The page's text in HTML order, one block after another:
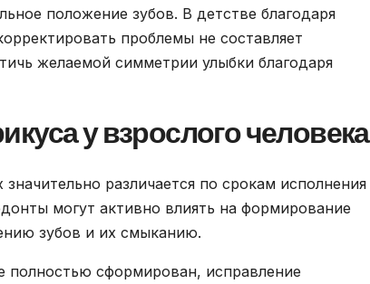
положение зубов. В детстве благодаря
проблемы не составляет
желаемой симметрии улыбки благодаря
у взрослого человека
различается по срокам исполнения
могут активно влиять на формирование
зубов и их смыканию.
полностью сформирован, исправление